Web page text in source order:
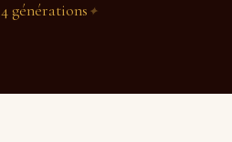
4 générations ✦